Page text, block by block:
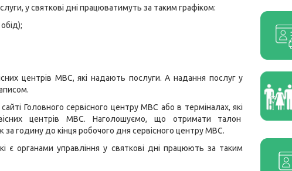
у святкові дні працюватимуть за таким графіком:
центрів МВС, які надають послуги. А надання послуг у
сайті Головного сервісного центру МВС або в терміналах, які
центрів МВС. Наголошуємо, що отримати талон
за годину до кінця робочого дня сервісного центру МВС.
є органами управління у святкові дні працюють за таким